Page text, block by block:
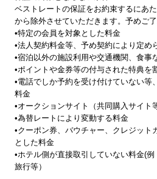
ベストレートの保証をお約束するにあ
から除外させていただきます。予めご了
•特定の会員を対象とした料金
•法人契約料金等、予め契約により定め
•宿泊以外の施設利用や交通機関、食事
•ポイントや金券等の付与された特典を
•電話でしか予約を受け付けていない等
料金
•オークションサイト（共同購入サイト
•為替レートにより変動する料金
•クーポン券、バウチャー、クレジット
とした料金
•ホテル側が直接取引していない料金(
旅行等）